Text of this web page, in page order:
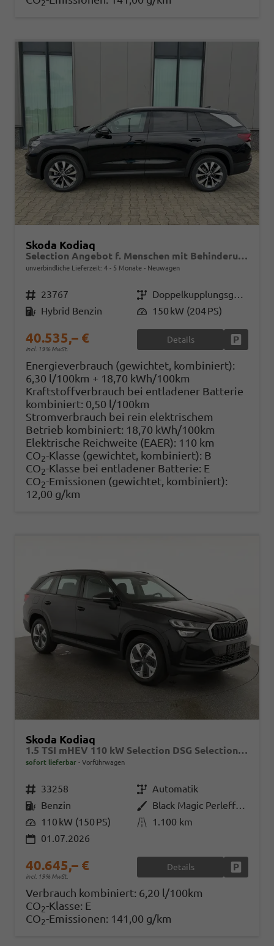
2
Skoda Kodiaq
Selection Angebot f. Menschen mit Behinderung 100%! 1.5 TSI iV PLUG-IN-HYBRID 204PS DSG, 17" Alu, Parksensoren v/h, Rückfahrkamera, 3-Zonen-Climatronic, SunSet, Sitzheizung, Side Assist, Fernlicht-Assist, Tempomat, Infotainment 10" + Smartlink, Virtual Cockpit,
unverbindliche Lieferzeit: 4 - 5 Monate Neuwagen
Fahrzeugnr. 23767 Getriebe
Doppelkupplungsgetriebe (DSG)
Kraftstoff Hybrid Benzin Leistung 150 kW (204 PS)
40.535,– €
incl. 19% MwSt.
Details
Energieverbrauch (gewichtet, kombiniert):
6,30 l/100km + 18,70 kWh/100km
Kraftstoffverbrauch bei entladener Batterie
kombiniert: 0,50 l/100km
Stromverbrauch bei rein elektrischem
Betrieb kombiniert: 18,70 kWh/100km
Elektrische Reichweite (EAER): 110 km
CO2-Klasse (gewichtet, kombiniert): B
CO2-Klasse bei entladener Batterie: E
CO2-Emissionen (gewichtet, kombiniert):
12,00 g/km
Skoda Kodiaq
1.5 TSI mHEV 110 kW Selection DSG Selection, 7-Sitzer, AHK, Navi, Side, Kamera, Winter, 4 J.- Garantie
sofort lieferbar Vorführwagen
Fahrzeugnr. 33258 GetriebeAutomatik
Kraftstoff Benzin Außenfarbe
Black Magic Perleffekt
Leistung 110 kW (150 PS) Kilometerstand 1.100 km
01.07.2026
40.645,– €
incl. 19% MwSt.
Details
Verbrauch kombiniert: 6,20 l/100km
CO2-Klasse: E
CO2-Emissionen: 141,00 g/km